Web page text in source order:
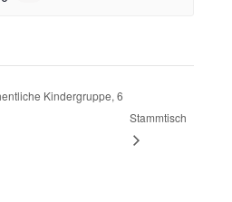
Kindergruppe, 6
Stammtisch